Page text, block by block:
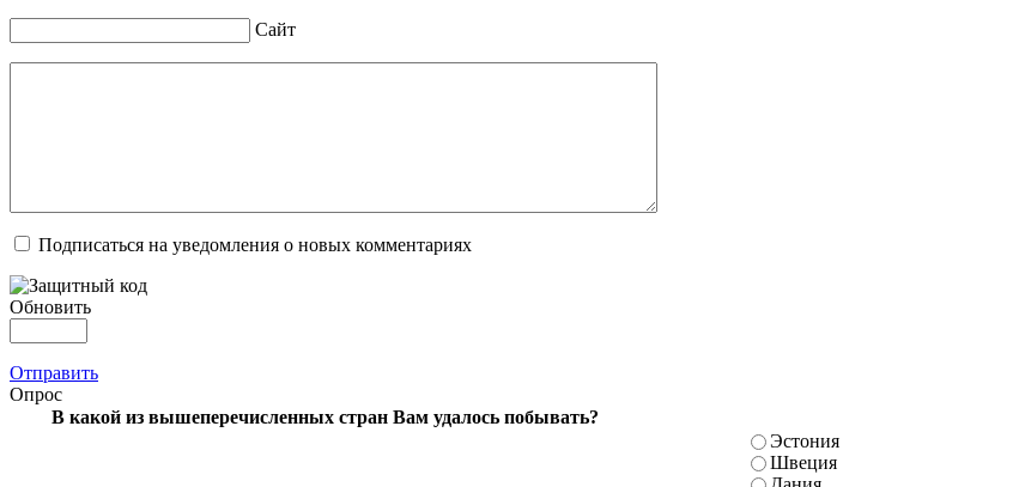
Сайт
Подписаться на уведомления о новых комментариях
Обновить
Отправить
Опрос
В какой из вышеперечисленных стран Вам удалось побывать?
Эстония
Швеция